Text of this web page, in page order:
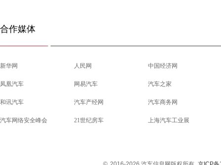
合作媒体
新华网 人民网 中国经济网
凤凰汽车 网易汽车 汽车之家
和讯汽车 汽车产经网 汽车商务网
汽车网络安全峰会 21世纪房车 上海汽车工业展